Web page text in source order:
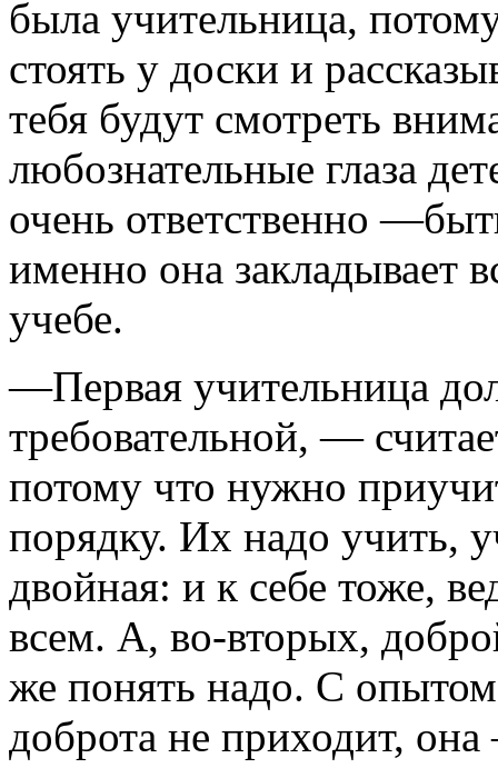
была учительница,
стоять у доски и
тебя будут смотреть
любознательные глаза
очень ответственно
именно она закладывает
учебе.
—Первая учительница
требовательной, —
потому что нужно
порядку. Их надо учить,
двойная: и к себе тоже,
всем. А, во-вторых,
же понять надо. С
доброта не приходит,